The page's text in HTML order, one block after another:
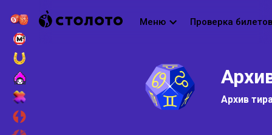
Меню Проверка билетов
Архив